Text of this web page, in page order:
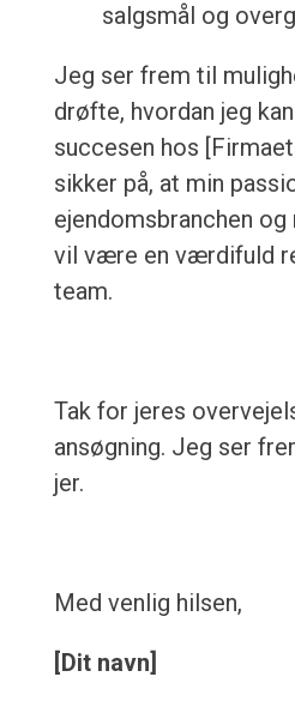
salgsmål og
Jeg ser frem til
drøfte, hvordan jeg
succesen hos
sikker på, at min
ejendomsbranchen
vil være en værdifuld
team.
Tak for jeres
ansøgning. Jeg ser
jer.
Med venlig hilsen,
[Dit navn]